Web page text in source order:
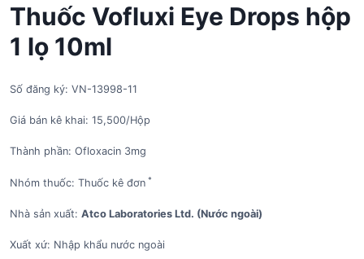
Thuốc Vofluxi Eye Drops hộp
1 lọ 10ml
Số đăng ký: VN-13998-11
Giá bán kê khai: 15,500/Hộp
Thành phần: Ofloxacin 3mg
Nhóm thuốc: Thuốc kê đơn *
Nhà sản xuất: Atco Laboratories Ltd. (Nước ngoài)
Xuất xứ: Nhập khẩu nước ngoài